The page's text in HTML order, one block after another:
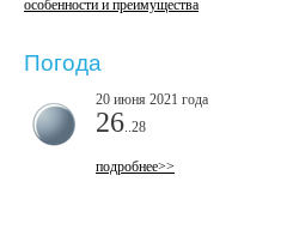
особенности и преимущества
Погода
20 июня 2021 года
26 ..28
подробнее>>